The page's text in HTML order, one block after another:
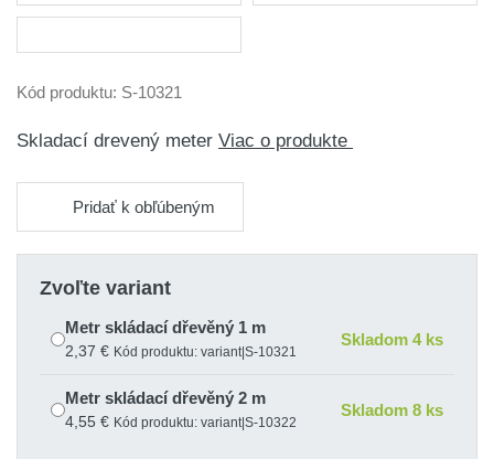
Kód produktu: S-10321
Skladací drevený meter Viac o produkte
Pridať k obľúbeným
Zvoľte variant
Metr skládací dřevěný 1 m
2,37 € Kód produktu: variant|S-10321
Skladom 4 ks
Metr skládací dřevěný 2 m
4,55 € Kód produktu: variant|S-10322
Skladom 8 ks